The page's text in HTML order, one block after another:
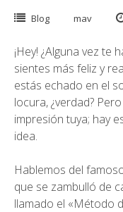
Blog mav
¡Hey! ¿Alguna vez
sientes más feliz y
estás echado en el
locura, ¿verdad?
impresión tuya; hay
idea.
Hablemos del
que se zambulló de
llamado el «Método